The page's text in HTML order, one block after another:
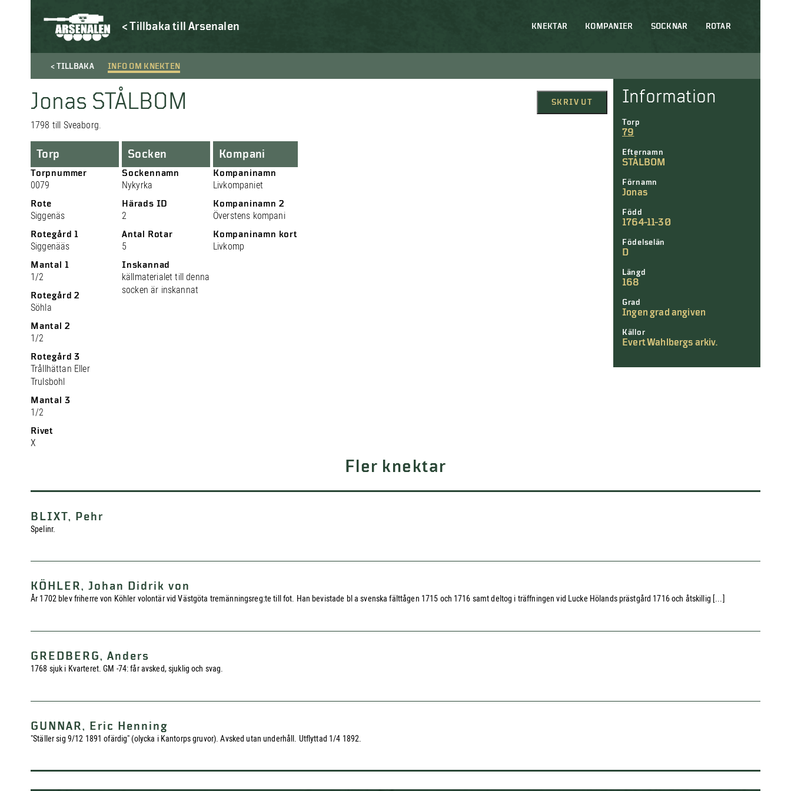
< Tillbaka till Arsenalen KNEKTAR KOMPANIER SOCKNAR ROTAR
< TILLBAKA INFO OM KNEKTEN
Jonas STÅLBOM
1798 till Sveaborg.
SKRIV UT
Torp
Torpnummer
0079
Rote
Siggenäs
Rotegård 1
Siggenääs
Mantal 1
1/2
Rotegård 2
Söhla
Mantal 2
1/2
Rotegård 3
Trållhättan Eller
Trulsbohl
Mantal 3
1/2
Rivet
X
Socken
Sockennamn
Nykyrka
Härads ID
2
Antal Rotar
5
Inskannad
källmaterialet till denna
socken är inskannat
Kompani
Kompaninamn
Livkompaniet
Kompaninamn 2
Överstens kompani
Kompaninamn kort
Livkomp
Information
Torp
79
Efternamn
STÅLBOM
Förnamn
Jonas
Född
1764-11-30
Födelselän
D
Längd
168
Grad
Ingen grad angiven
Källor
Evert Wahlbergs arkiv.
Fler knektar
BLIXT, Pehr
Spelinr.
KÖHLER, Johan Didrik von
År 1702 blev friherre von Köhler volontär vid Västgöta tremänningsreg:te till fot. Han bevistade bl a svenska fälttågen 1715 och 1716 samt deltog i träffningen vid Lucke Hölands prästgård 1716 och åtskillig [...]
GREDBERG, Anders
1768 sjuk i Kvarteret. GM -74: får avsked, sjuklig och svag.
GUNNAR, Eric Henning
"Ställer sig 9/12 1891 ofärdig" (olycka i Kantorps gruvor). Avsked utan underhåll. Utflyttad 1/4 1892.